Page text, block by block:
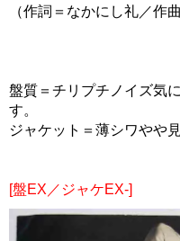
（作詞＝なかにし礼／作
盤質＝チリプチノイズ気
す。
ジャケット＝薄シワやや
[盤EX／ジャケEX-]